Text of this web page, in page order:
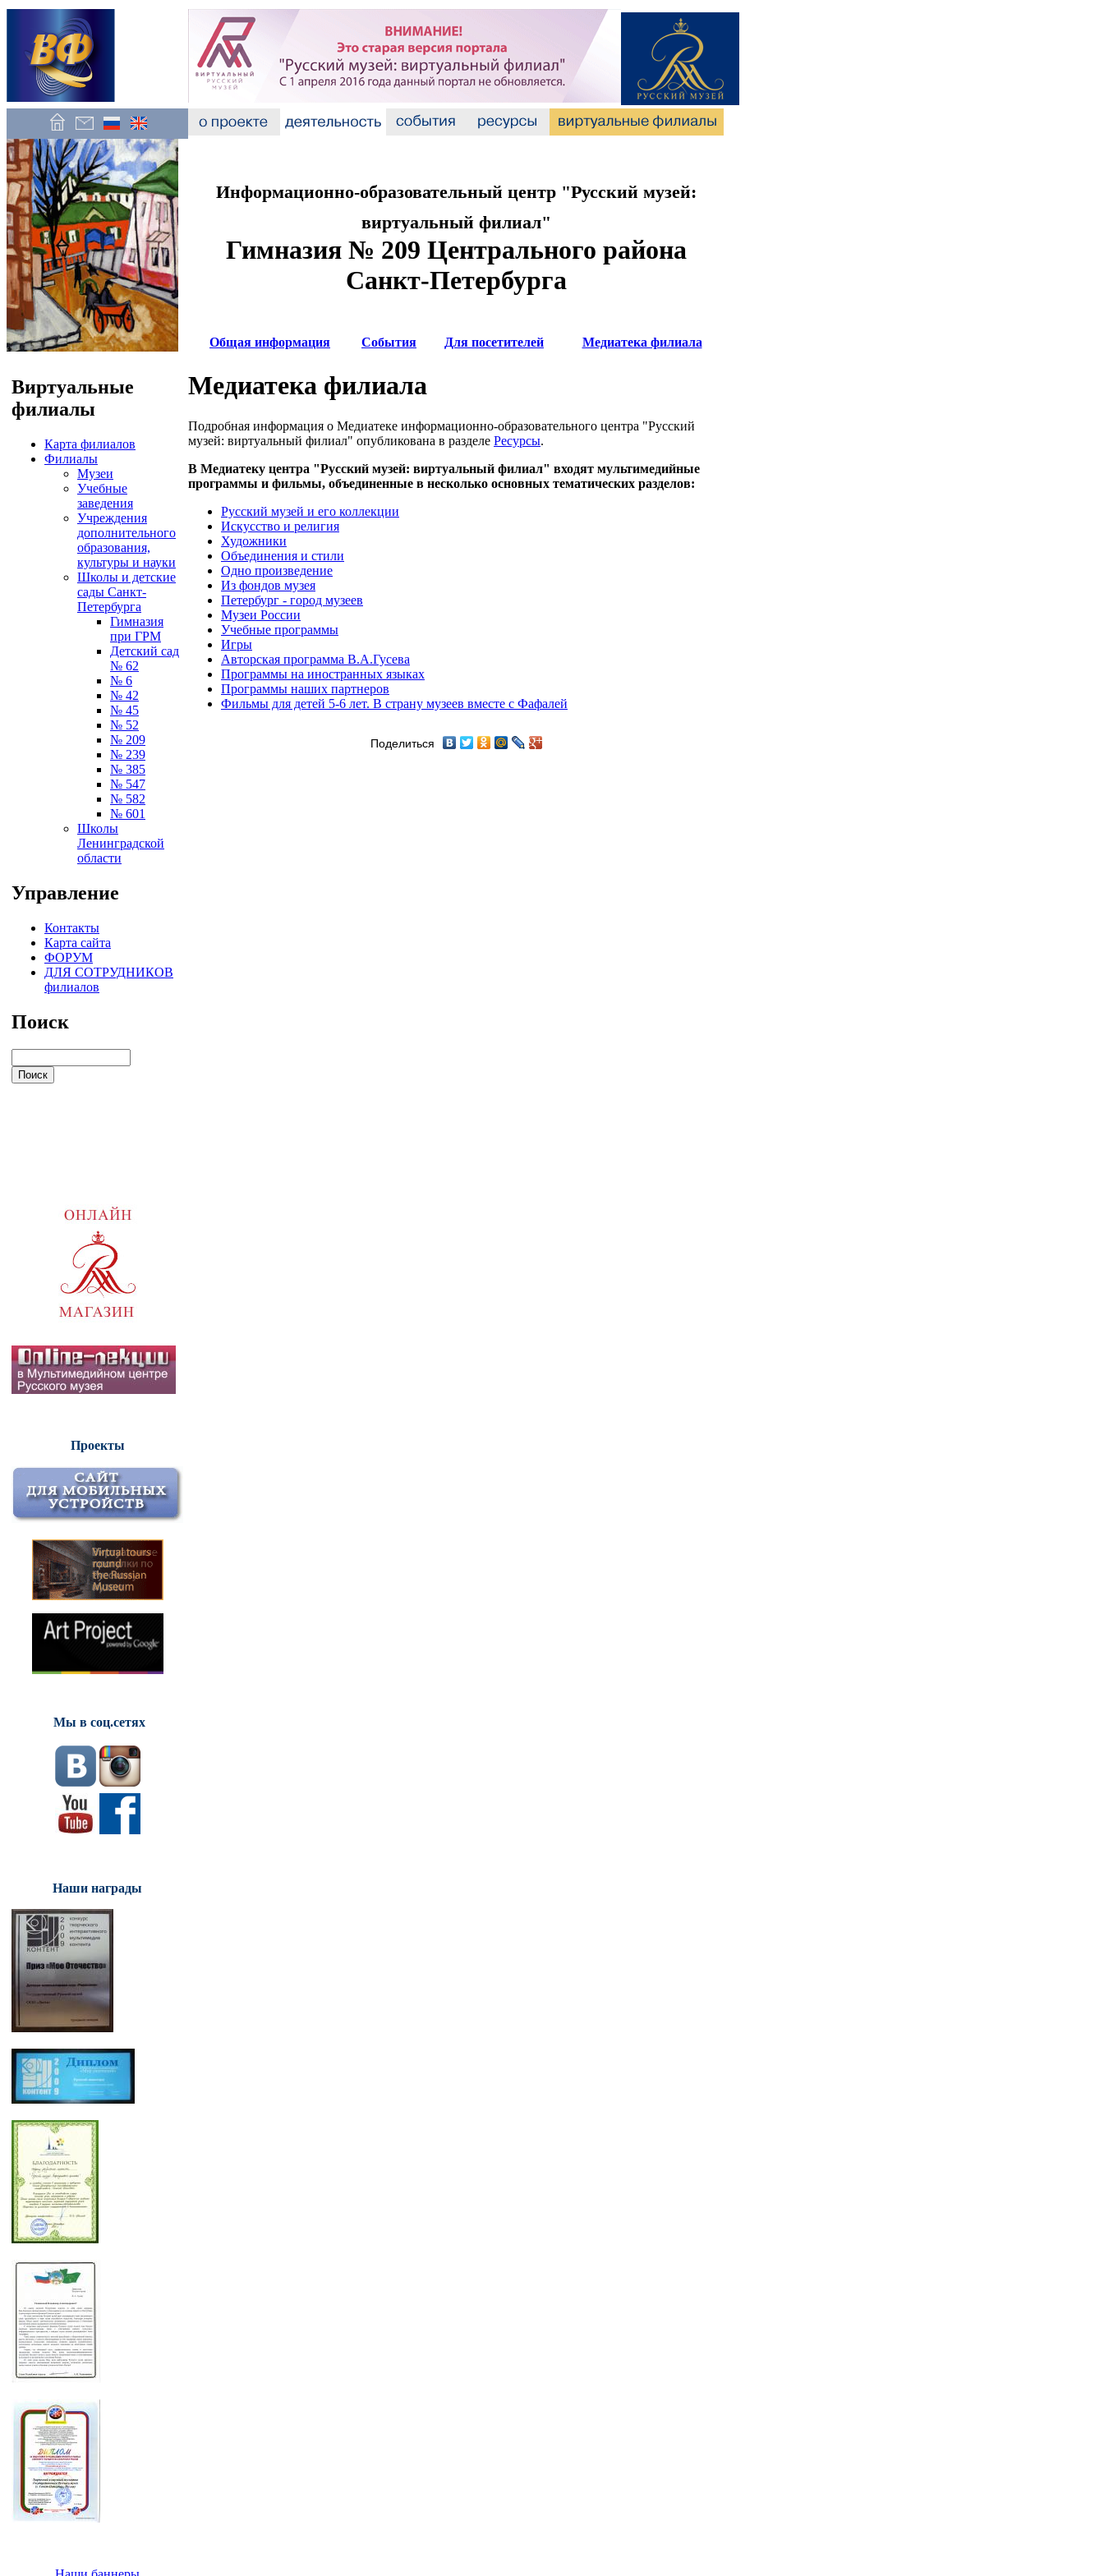
Виртуальные
филиалы
Карта филиалов
Филиалы
Музеи
Учебные
заведения
Учреждения
дополнительного
образования,
культуры и науки
Школы и детские
сады Санкт-
Петербурга
Гимназия
при ГРМ
Детский сад
№ 62
№ 6
№ 42
№ 45
№ 52
№ 209
№ 239
№ 385
№ 547
№ 582
№ 601
Школы
Ленинградской
области
Управление
Контакты
Карта сайта
ФОРУМ
ДЛЯ СОТРУДНИКОВ
филиалов
Поиск
Проекты
Мы в соц.сетях
Наши награды
Информационно-образовательный центр "Русский музей:
виртуальный филиал"
Гимназия № 209 Центрального района
Санкт-Петербурга
Общая информация События Для посетителей Медиатека филиала
Медиатека филиала
Подробная информация о Медиатеке информационно-образовательного центра "Русский
музей: виртуальный филиал" опубликована в разделе Ресурсы.
В Медиатеку центра "Русский музей: виртуальный филиал" входят мультимедийные
программы и фильмы, объединенные в несколько основных тематических разделов:
Русский музей и его коллекции
Искусство и религия
Художники
Объединения и стили
Одно произведение
Из фондов музея
Петербург - город музеев
Музеи России
Учебные программы
Игры
Авторская программа В.А.Гусева
Программы на иностранных языках
Программы наших партнеров
Фильмы для детей 5-6 лет. В страну музеев вместе с Фафалей
Поделиться